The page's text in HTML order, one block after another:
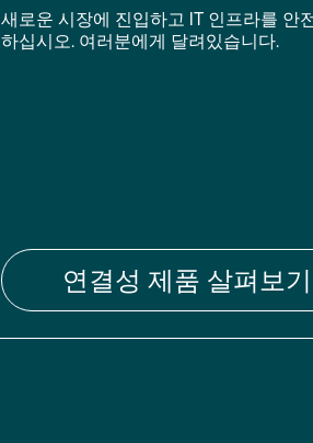
새로운 시장에 진입하고 IT 인프라를 안
하십시오. 여러분에게 달려있습니다.
연결성 제품 살펴보기